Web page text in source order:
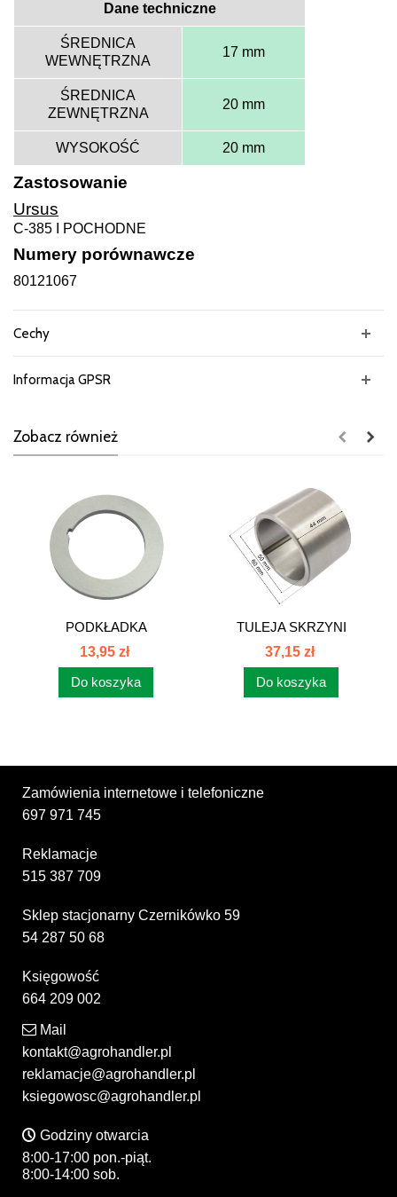
Dane techniczne
ŚREDNICA
WEWNĘTRZNA
17 mm
ŚREDNICA
ZEWNĘTRZNA
20 mm
WYSOKOŚĆ 20 mm
Zastosowanie
Ursus
C-385 I POCHODNE
Numery porównawcze
80121067
Cechy
Informacja GPSR
Zobacz również
PODKŁADKA
DYSTANSOWA
SKRZYNI...
13,95 zł
Do koszyka
TULEJA SKRZYNI
BIEGÓW C-385...
37,15 zł
Do koszyka
Zamówienia internetowe i telefoniczne
697 971 745
Reklamacje
515 387 709
Sklep stacjonarny Czernikówko 59
54 287 50 68
Księgowość
664 209 002
Mail
kontakt@agrohandler.pl
reklamacje@agrohandler.pl
ksiegowosc@agrohandler.pl
Godziny otwarcia
8:00-17:00 pon.-piąt.
8:00-14:00 sob.